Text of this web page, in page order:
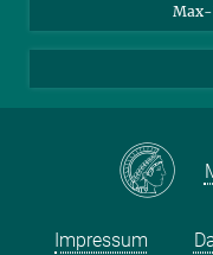
Schulen
Studierende
YouTube
Impressum